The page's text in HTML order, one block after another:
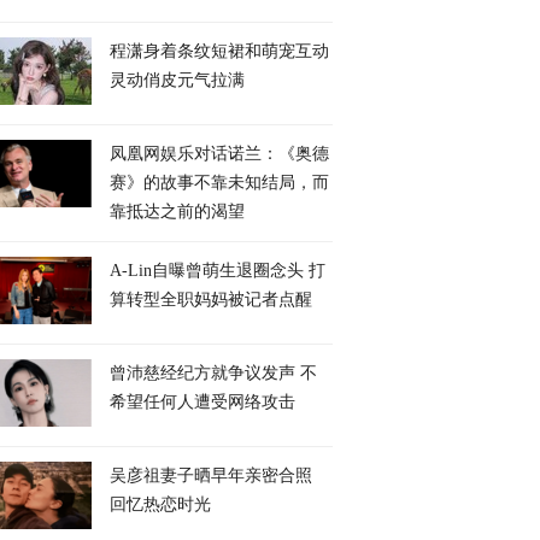
程潇身着条纹短裙和萌宠互动
灵动俏皮元气拉满
凤凰网娱乐对话诺兰：《奥德
赛》的故事不靠未知结局，而
靠抵达之前的渴望
A-Lin自曝曾萌生退圈念头 打
算转型全职妈妈被记者点醒
曾沛慈经纪方就争议发声 不
希望任何人遭受网络攻击
吴彦祖妻子晒早年亲密合照
回忆热恋时光